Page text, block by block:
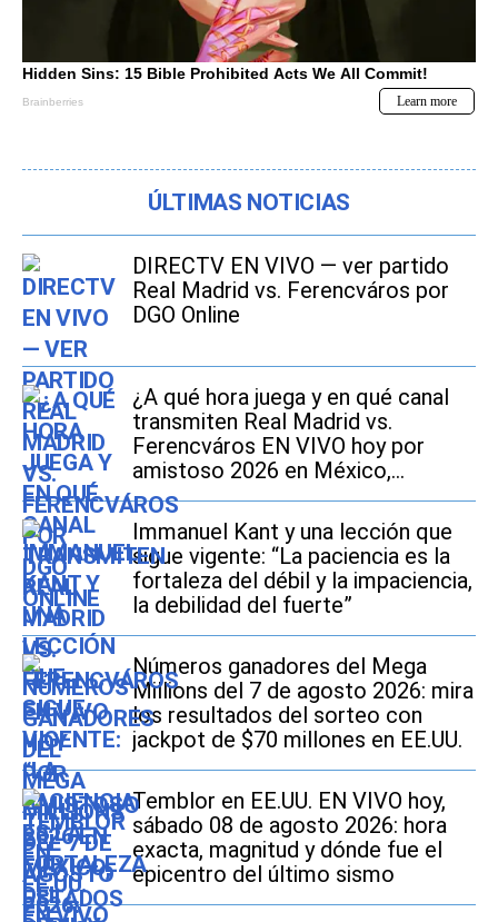
ÚLTIMAS NOTICIAS
DIRECTV EN VIVO — ver partido
Real Madrid vs. Ferencváros por
DGO Online
¿A qué hora juega y en qué canal
transmiten Real Madrid vs.
Ferencváros EN VIVO hoy por
amistoso 2026 en México,
Estados Unidos y España?
Immanuel Kant y una lección que
sigue vigente: “La paciencia es la
fortaleza del débil y la impaciencia,
la debilidad del fuerte”
Números ganadores del Mega
Millions del 7 de agosto 2026: mira
los resultados del sorteo con
jackpot de $70 millones en EE.UU.
Temblor en EE.UU. EN VIVO hoy,
sábado 08 de agosto 2026: hora
exacta, magnitud y dónde fue el
epicentro del último sismo